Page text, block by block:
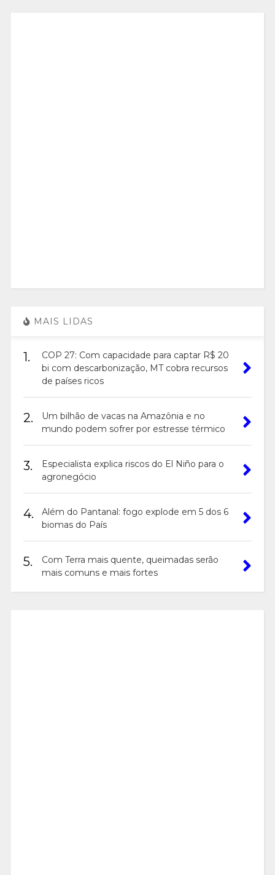
MAIS LIDAS
1.
COP 27: Com capacidade para captar R$ 20
bi com descarbonização, MT cobra recursos
de países ricos
2.
Um bilhão de vacas na Amazônia e no
mundo podem sofrer por estresse térmico
3.
Especialista explica riscos do El Niño para o
agronegócio
4.
Além do Pantanal: fogo explode em 5 dos 6
biomas do País
5.
Com Terra mais quente, queimadas serão
mais comuns e mais fortes